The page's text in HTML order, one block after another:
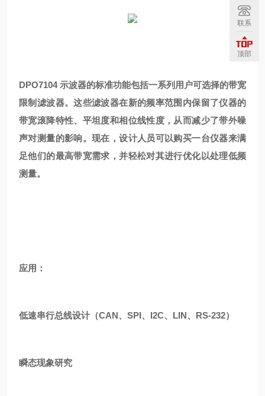
DPO7104 示波器的标准功能包括一系列用户可选择的带宽
限制滤波器。这些滤波器在新的频率范围内保留了仪器的
带宽滚降特性、平坦度和相位线性度，从而减少了带外噪
声对测量的影响。现在，设计人员可以购买一台仪器来满
足他们的最高带宽需求，并轻松对其进行优化以处理低频
测量。
应用：
低速串行总线设计（CAN、SPI、I2C、LIN、RS-232）
瞬态现象研究
联系
顶部